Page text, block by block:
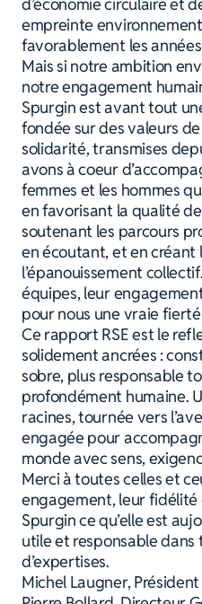
empreinte
favorablement les
Mais si notre ambition
notre engagement
Spurgin est avant tout
fondée sur des valeurs
solidarité, transmises
avons à coeur
femmes et les hommes
en favorisant la qualité
soutenant les parcours
en écoutant, et en créant
l’épanouissement
équipes, leur
pour nous une vraie
Ce rapport RSE est le
solidement ancrées :
sobre, plus responsable
profondément humaine.
racines, tournée vers
engagée pour
monde avec sens,
Merci à toutes celles et
engagement, leur fidélité
Spurgin ce qu’elle est
utile et responsable dans
d’expertises.
Michel Laugner,